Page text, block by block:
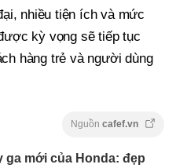
nhiều tiện ích và mức
kỳ vọng sẽ tiếp tục
hàng trẻ và người dùng
Nguồn cafef.vn
ga mới của Honda: đẹp